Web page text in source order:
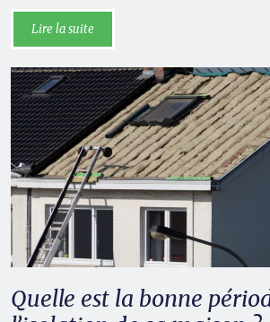
Lire la suite
Quelle est la bonne